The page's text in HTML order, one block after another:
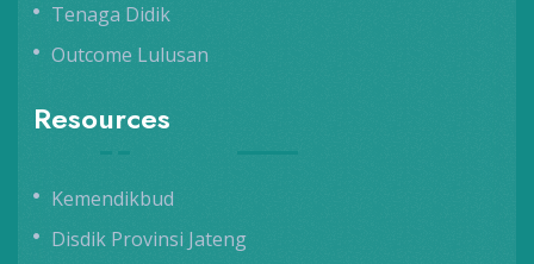
Tenaga Didik
Outcome Lulusan
Resources
Kemendikbud
Disdik Provinsi Jateng